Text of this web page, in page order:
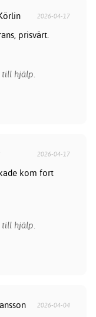
2026-04-17
prisvärt.
hjälp.
2026-04-17
kom fort
hjälp.
2026-04-04